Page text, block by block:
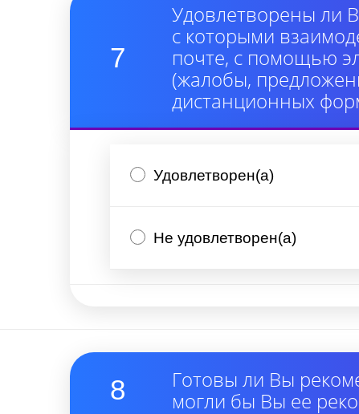
7
Удовлетворены ли
с которыми
почте, с помощью
(жалобы,
дистанционных
Удовлетворен(а)
Не удовлетворен(а)
8
Готовы ли Вы
могли бы Вы ее